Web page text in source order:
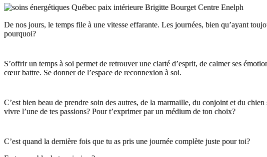
De nos jours, le temps file à une vitesse effarante. Les journées, bien qu’ayant
pourquoi?
S’offrir un temps à soi permet de retrouver une clarté d’esprit, de calmer ses
cœur battre. Se donner de l’espace de reconnexion à soi.
C’est bien beau de prendre soin des autres, de la marmaille, du conjoint et du chien
vivre l’une de tes passions? Pour t’exprimer par un médium de ton choix?
C’est quand la dernière fois que tu as pris une journée complète juste pour toi?